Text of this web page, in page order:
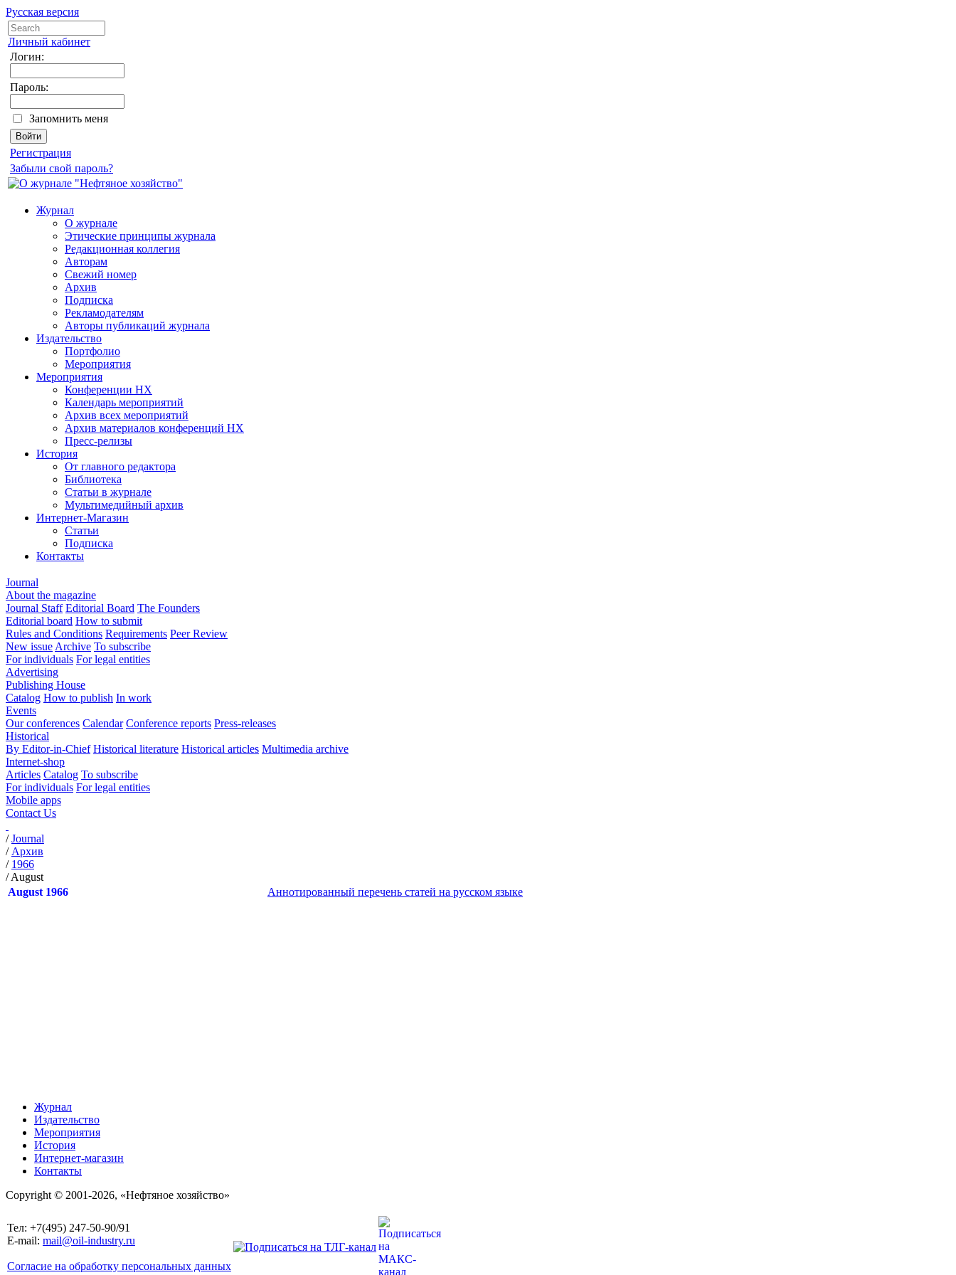
Русская версия
Личный кабинет
Логин:
Пароль:
Запомнить меня
Регистрация
Забыли свой пароль?
Журнал
О журнале
Этические принципы журнала
Редакционная коллегия
Авторам
Свежий номер
Архив
Подписка
Рекламодателям
Авторы публикаций журнала
Издательство
Портфолио
Мероприятия
Мероприятия
Конференции НХ
Календарь мероприятий
Архив всех мероприятий
Архив материалов конференций НХ
Пресс-релизы
История
От главного редактора
Библиотека
Статьи в журнале
Мультимедийный архив
Интернет-Магазин
Статьи
Подписка
Контакты
Journal
About the magazine
Journal Staff Editorial Board The Founders
Editorial board How to submit
Rules and Conditions Requirements Peer Review
New issue Archive To subscribe
For individuals For legal entities
Advertising
Publishing House
Catalog How to publish In work
Events
Our conferences Calendar Conference reports Press-releases
Historical
By Editor-in-Chief Historical literature Historical articles Multimedia archive
Internet-shop
Articles Catalog To subscribe
For individuals For legal entities
Mobile apps
Contact Us
/Journal
/ Архив
/ 1966
/August
August 1966
Аннотированный перечень статей на русском языке
Журнал
Издательство
Мероприятия
История
Интернет-магазин
Контакты
Copyright © 2001-2026, «Нефтяное хозяйство»
Тел: +7(495) 247-50-90/91
E-mail: mail@oil-industry.ru
Согласие на обработку персональных данных